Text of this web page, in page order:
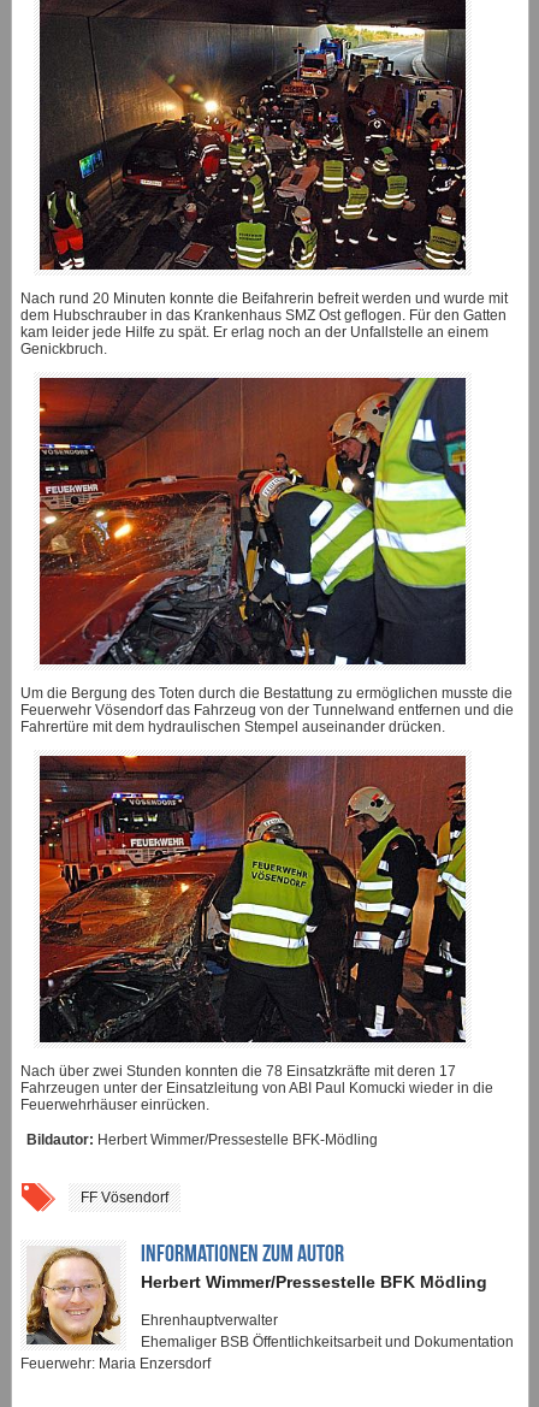
Nach rund 20 Minuten konnte die Beifahrerin befreit werden und wurde mit
dem Hubschrauber in das Krankenhaus SMZ Ost geflogen. Für den Gatten
kam leider jede Hilfe zu spät. Er erlag noch an der Unfallstelle an einem
Genickbruch.
Um die Bergung des Toten durch die Bestattung zu ermöglichen musste die
Feuerwehr Vösendorf das Fahrzeug von der Tunnelwand entfernen und die
Fahrertüre mit dem hydraulischen Stempel auseinander drücken.
Nach über zwei Stunden konnten die 78 Einsatzkräfte mit deren 17
Fahrzeugen unter der Einsatzleitung von ABI Paul Komucki wieder in die
Feuerwehrhäuser einrücken.
Bildautor: Herbert Wimmer/Pressestelle BFK-Mödling
FF Vösendorf
INFORMATIONEN ZUM AUTOR
Herbert Wimmer/Pressestelle BFK Mödling
Ehrenhauptverwalter
Ehemaliger BSB Öffentlichkeitsarbeit und Dokumentation
Feuerwehr: Maria Enzersdorf